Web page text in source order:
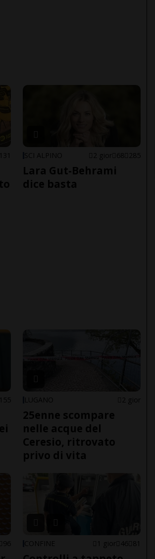
131 SCI ALPINO 2 gior 68 285
Lara Gut-Behrami
dice basta
155 LUGANO 2 gior
25enne scompare
nelle acque del
Ceresio, ritrovato
privo di vita
96 CONFINE 1 gior 46 81